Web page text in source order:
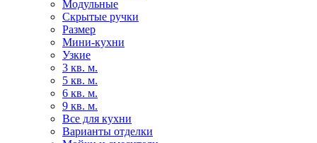
Модульные
Скрытые ручки
Размер
Мини-кухни
Узкие
3 кв. м.
5 кв. м.
6 кв. м.
9 кв. м.
Все для кухни
Варианты отделки